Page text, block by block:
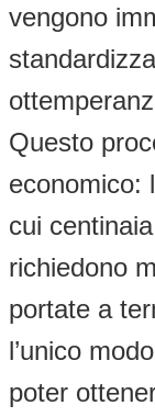
vengono
Questo
economico:
cui
richiedono
portate a
l’unico
poter